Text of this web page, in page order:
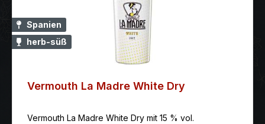
Spanien
herb-süß
Vermouth La Madre White Dry
Vermouth La Madre White Dry mit 15 % vol.